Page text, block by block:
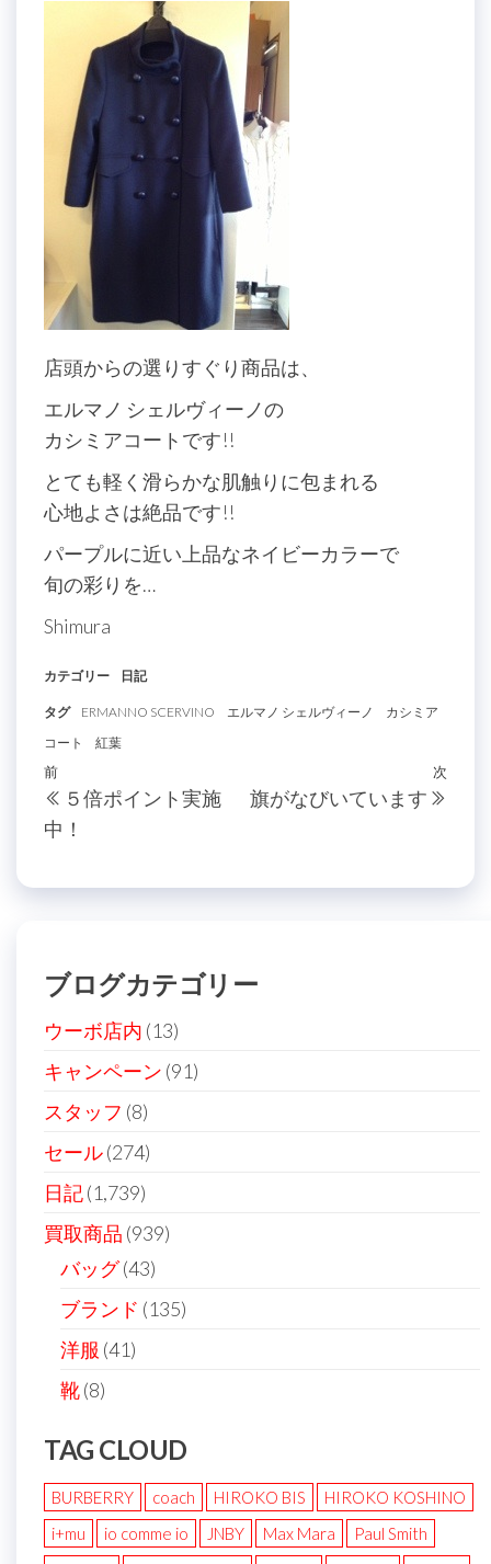
店頭からの選りすぐり商品は、
エルマノ シェルヴィーノの
カシミアコートです!!
とても軽く滑らかな肌触りに包まれる
心地よさは絶品です!!
パープルに近い上品なネイビーカラーで
旬の彩りを…
Shimura
カテゴリー 日記
タグ ERMANNO SCERVINO エルマノ シェルヴィーノ
カシミア
コート
紅葉
投
稿
ナ
ビ
シ
ョ
ン
過
去
の
前
５倍ポイント実施
中！
次
次
旗がなびいています
ブログカテゴリー
ウーボ店内 (13)
キャンペーン (91)
スタッフ (8)
セール(274)
日記(1,739)
買取商品 (939)
バッグ(43)
ブランド (135)
洋服 (41)
靴(8)
TAG CLOUD
BURBERRY coach HIROKO BIS
HIROKO KOSHINO
i+mu
io comme io JNBY Max Mara
Paul Smith